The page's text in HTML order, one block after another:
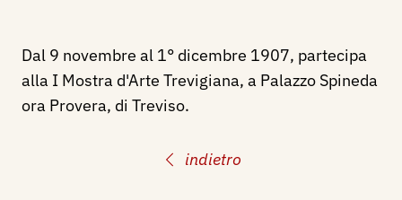
indietro
Dal 9 novembre al 1° dicembre 1907, partecipa
alla I Mostra d'Arte Trevigiana, a Palazzo Spineda
ora Provera, di Treviso.